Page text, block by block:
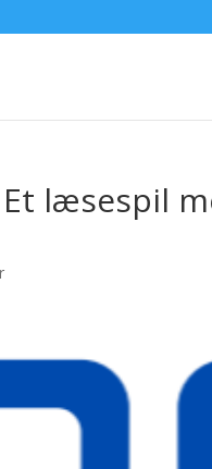
Et læsespil